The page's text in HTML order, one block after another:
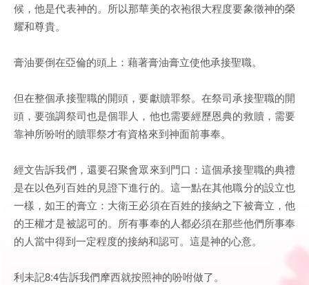
候，他是代表神的。所以那華美的衣袍很大程度要象徵神的榮
耀和尊貴。
膏油要倒在亞倫的頭上：藉著膏油膏立使他承接聖職。
但在整個承接聖職的開頭，要獻贖罪祭。在祭司承接聖職的開
頭，要強調祭司也是個罪人，他也需要經歷恩典的救贖，需要
靠神所吩咐的贖罪祭才有資格來到神面前事奉。
經文告訴我們，還要召聚會眾來到門口：這個承接聖職的典禮
是在以色列百姓的見證下進行的。這一點在其他職分的設立也
一樣，如王的膏立：大衛王必須在百姓的接納之下被膏立，他
的王權才是被認可的。所有事奉的人都必須在那些他們所事奉
的人當中得到一定程度的接納和認可。這是神的心意。
利未記8:4告訴我們摩西就按照神的吩咐做了。